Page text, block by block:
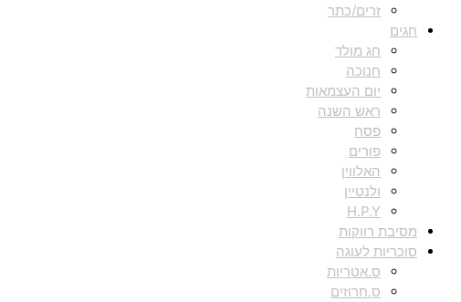
זרים/כתר
חגים
חג מולד
חנוכה
יום העצמאות
ראש השנה
פסח
פורים
האלווין
ולנטיין
H.P.Y
מסיבת רווקות
סוכריות לעוגה
ס.אטריות
ס.חרוזים